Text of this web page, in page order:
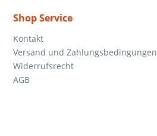
Shop Service
Kontakt
Versand und Zahlungsbedingungen
Widerrufsrecht
AGB